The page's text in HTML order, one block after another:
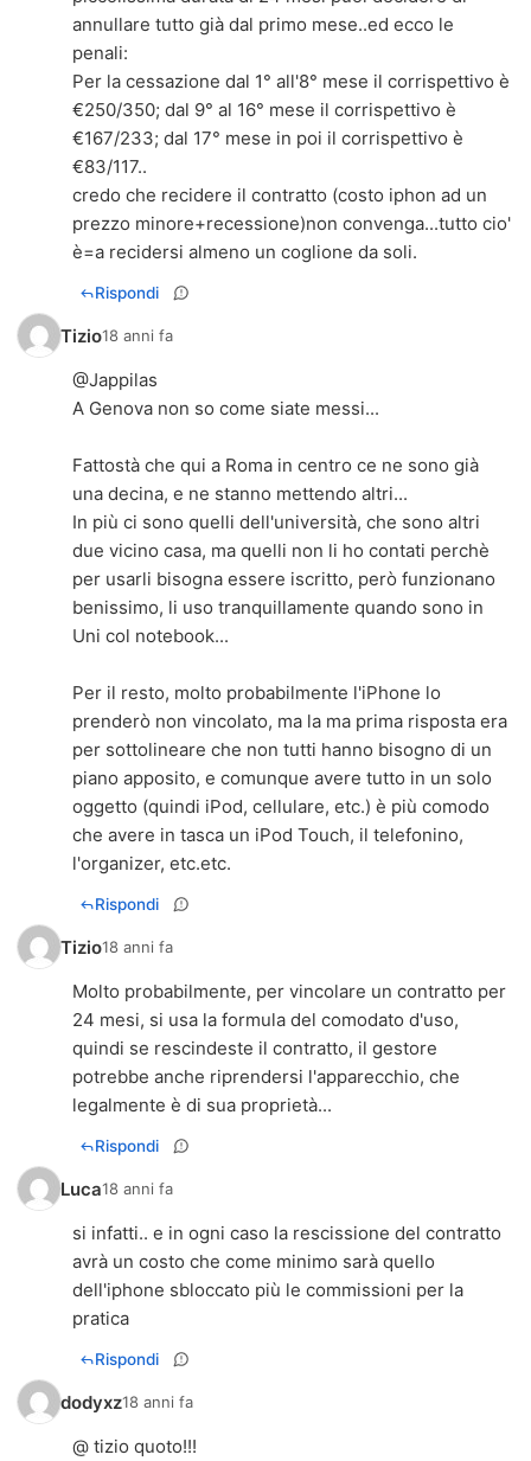
annullare tutto già dal primo mese..ed ecco le
penali:
Per la cessazione dal 1° all'8° mese il corrispettivo è
€250/350; dal 9° al 16° mese il corrispettivo è
€167/233; dal 17° mese in poi il corrispettivo è
€83/117..
credo che recidere il contratto (costo iphon ad un
prezzo minore+recessione)non convenga...tutto cio'
è=a recidersi almeno un coglione da soli.
Rispondi
Tizio18 anni fa
@Jappilas
A Genova non so come siate messi...
Fattostà che qui a Roma in centro ce ne sono già
una decina, e ne stanno mettendo altri...
In più ci sono quelli dell'università, che sono altri
due vicino casa, ma quelli non li ho contati perchè
per usarli bisogna essere iscritto, però funzionano
benissimo, li uso tranquillamente quando sono in
Uni col notebook...
Per il resto, molto probabilmente l'iPhone lo
prenderò non vincolato, ma la ma prima risposta era
per sottolineare che non tutti hanno bisogno di un
piano apposito, e comunque avere tutto in un solo
oggetto (quindi iPod, cellulare, etc.) è più comodo
che avere in tasca un iPod Touch, il telefonino,
l'organizer, etc.etc.
Rispondi
Tizio18 anni fa
Molto probabilmente, per vincolare un contratto per
24 mesi, si usa la formula del comodato d'uso,
quindi se rescindeste il contratto, il gestore
potrebbe anche riprendersi l'apparecchio, che
legalmente è di sua proprietà...
Rispondi
Luca18 anni fa
si infatti.. e in ogni caso la rescissione del contratto
avrà un costo che come minimo sarà quello
dell'iphone sbloccato più le commissioni per la
pratica
Rispondi
dodyxz18 anni fa
@ tizio quoto!!!